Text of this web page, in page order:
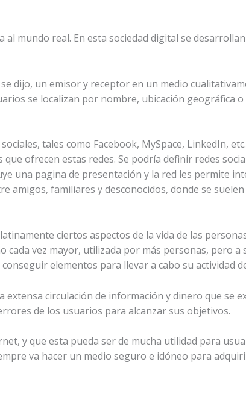
mundo real. En esta sociedad digital se
dijo, un emisor y receptor en un medio
se localizan por nombre, ubicación geográfica
tales como Facebook, MySpace, LinkedIn,
ofrecen estas redes. Se podría definir redes
una pagina de presentación y la red les permite
amigos, familiares y desconocidos, donde se
ciertos aspectos de la vida de las
vez mayor, utilizada por más personas, pero a
elementos para llevar a cabo su actividad
circulación de información y dinero que se
de los usuarios para alcanzar sus objetivos.
y que esta pueda ser de mucha utilidad para
va hacer un medio seguro e idóneo para